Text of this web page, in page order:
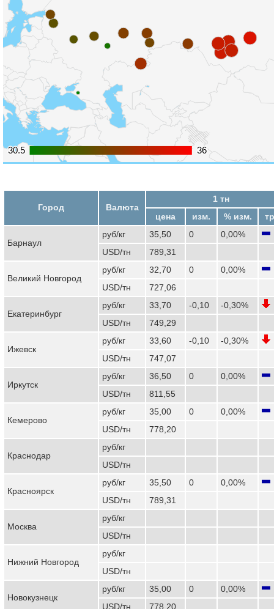
30.5
30.5 36
36
Город Валюта
1 тн
цена
изм. % изм.
Барнаул
руб/кг 35,50 0
0,00%
USD/тн
789,31
Великий Новгород
руб/кг 32,70 0
0,00%
USD/тн
727,06
Екатеринбург
руб/кг 33,70 -0,10
-0,30%
USD/тн
749,29
Ижевск
руб/кг 33,60 -0,10
-0,30%
USD/тн
747,07
Иркутск
руб/кг 36,50 0
0,00%
USD/тн
811,55
Кемерово
руб/кг 35,00 0
0,00%
USD/тн
778,20
Краснодар
руб/кг
USD/тн
Красноярск
руб/кг 35,50 0
0,00%
USD/тн
789,31
Москва
руб/кг
USD/тн
Нижний Новгород
руб/кг
USD/тн
Новокузнецк
руб/кг 35,00 0
0,00%
USD/тн
778,20